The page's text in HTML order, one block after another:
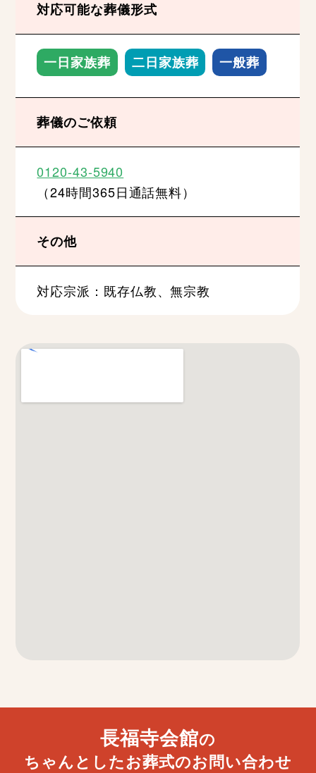
対応可能な葬儀形式
一日家族葬 二日家族葬 一般葬
葬儀のご依頼
0120-43-5940
（24時間365日通話無料）
その他
対応宗派：既存仏教、無宗教
長福寺会館の
ちゃんとしたお葬式のお問い合わせ